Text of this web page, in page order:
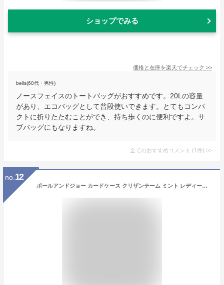
ショップでみる
価格と在庫を楽天でチェック >>
bells(60代・男性)
ノースフェイスのトートバッグがおすすめです。20Lの容量
があり、エコバッグとして普段使いできます。とてもコンパ
クトに折りたたむことができ、持ち歩くのに便利ですよ。サ
ブバッグにもなりますね。
全てのおすすめコメント (1件) >
no. 12
ポールアンドジョー カードケース クリザンテーム ミント レディース 花柄 かわいい おしゃれ ギフト プレゼント ポール&ジョー ラ・パペトリー PAUL&JOE マークス